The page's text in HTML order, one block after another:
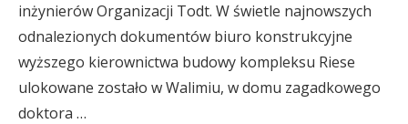
inżynierów Organizacji Todt. W świetle najnowszych
odnalezionych dokumentów biuro konstrukcyjne
wyższego kierownictwa budowy kompleksu Riese
ulokowane zostało w Walimiu, w domu zagadkowego
doktora …